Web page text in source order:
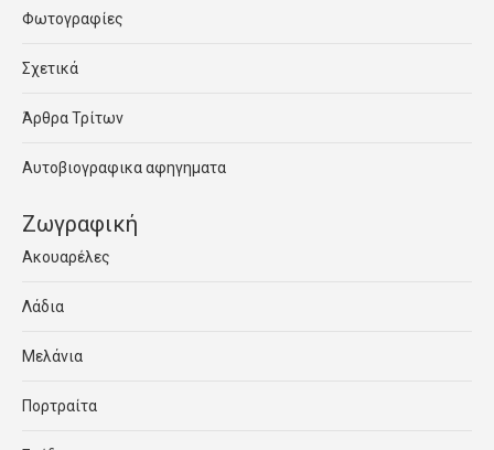
Φωτογραφίες
Σχετικά
Άρθρα Τρίτων
Αυτοβιογραφικα αφηγηματα
Ζωγραφική
Ακουαρέλες
Λάδια
Μελάνια
Πορτραίτα